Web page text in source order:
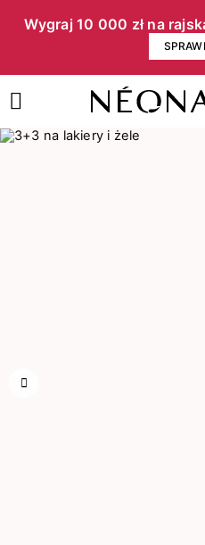
Wygraj 10 000 zł na